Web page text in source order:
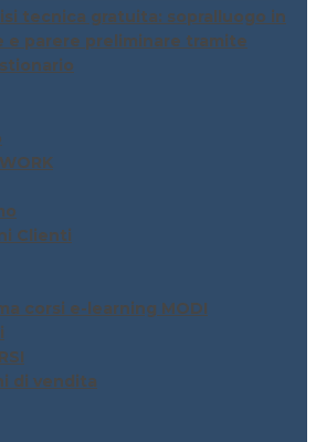
tecnica gratuita: sopralluogo in
e parere preliminare tramite
Clienti
corsi e-learning MODI
di vendita